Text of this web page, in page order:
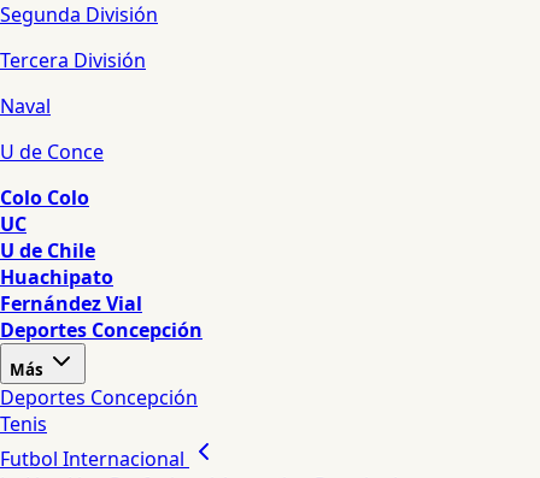
Segunda División
Tercera División
Naval
U de Conce
Colo Colo
UC
U de Chile
Huachipato
Fernández Vial
Deportes Concepción
Más
Deportes Concepción
Tenis
Futbol Internacional